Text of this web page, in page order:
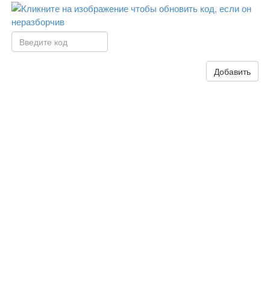
Добавить